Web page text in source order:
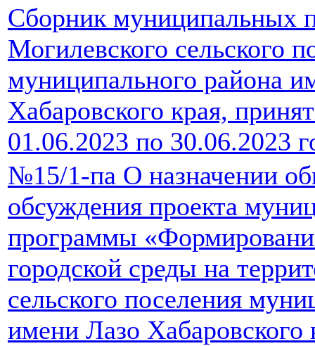
Сборник муниципальных
Могилевского сельского
муниципального района
Хабаровского края,
01.06.2023 по 30.06.2023
№15/1-па О назначении
обсуждения проекта
программы
городской среды на
сельского поселения
имени Лазо Хабаровского